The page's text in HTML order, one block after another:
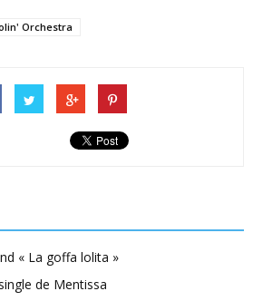
Orchestra
« La goffa lolita »
de Mentissa